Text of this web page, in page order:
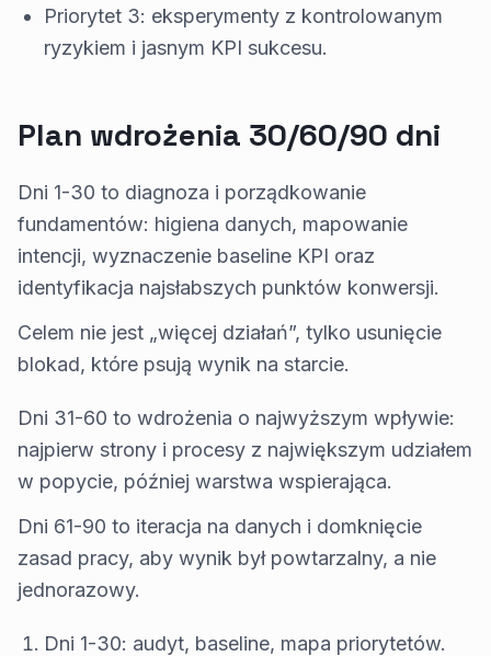
Priorytet 3: eksperymenty z kontrolowanym
ryzykiem i jasnym KPI sukcesu.
Plan wdrożenia 30/60/90 dni
Dni 1-30 to diagnoza i porządkowanie
fundamentów: higiena danych, mapowanie
intencji, wyznaczenie baseline KPI oraz
identyfikacja najsłabszych punktów konwersji.
Celem nie jest „więcej działań”, tylko usunięcie
blokad, które psują wynik na starcie.
Dni 31-60 to wdrożenia o najwyższym wpływie:
najpierw strony i procesy z największym udziałem
w popycie, później warstwa wspierająca.
Dni 61-90 to iteracja na danych i domknięcie
zasad pracy, aby wynik był powtarzalny, a nie
jednorazowy.
Dni 1-30: audyt, baseline, mapa priorytetów.